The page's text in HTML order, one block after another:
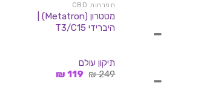
תפרחות CBD
מטטרון (Metatron) |
היברידי T3/C15
תיקון עולם
249
₪ המחיר
119
₪המחיר